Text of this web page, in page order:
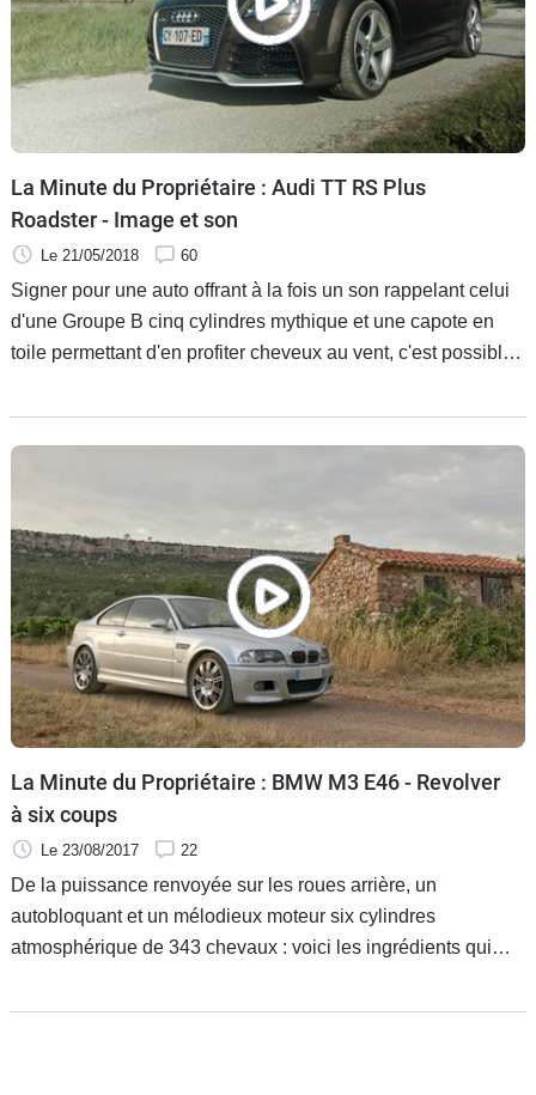
La Minute du Propriétaire : Audi TT RS Plus
Roadster - Image et son
Le 21/05/2018 60
Signer pour une auto offrant à la fois un son rappelant celui
d'une Groupe B cinq cylindres mythique et une capote en
toile permettant d'en profiter cheveux au vent, c'est possible.
Xavier dans cet épisode de la Minute du Propriétaire.
La Minute du Propriétaire : BMW M3 E46 - Revolver
à six coups
Le 23/08/2017 22
De la puissance renvoyée sur les roues arrière, un
autobloquant et un mélodieux moteur six cylindres
atmosphérique de 343 chevaux : voici les ingrédients qui
à mener. Valentin donne son avis sur cette auto dans cet